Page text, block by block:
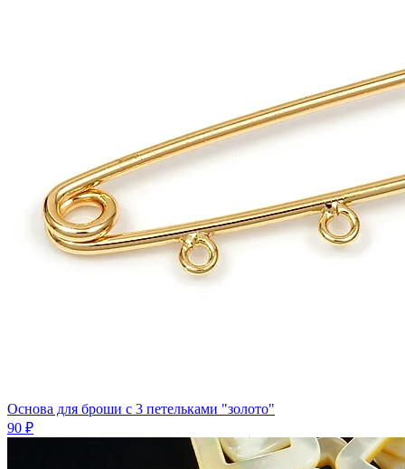
Основа для броши с 3 петельками "золото"
90 ₽